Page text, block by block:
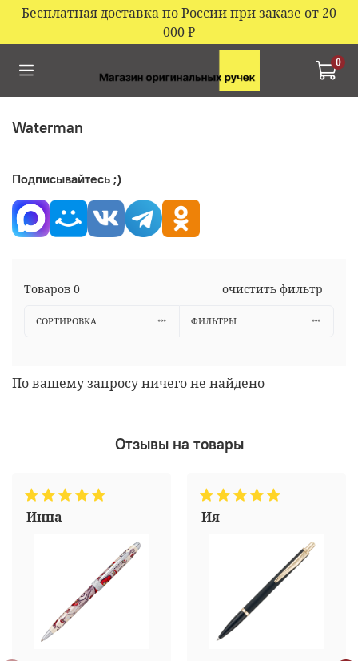
Бесплатная доставка по России при заказе от 20
000₽
0
Waterman
Товаров 0 очистить фильтр
СОРТИРОВКА ФИЛЬТРЫ
По вашему запросу ничего не найдено
Отзывы на товары
Инна Ия
Подписывайтесь ;)